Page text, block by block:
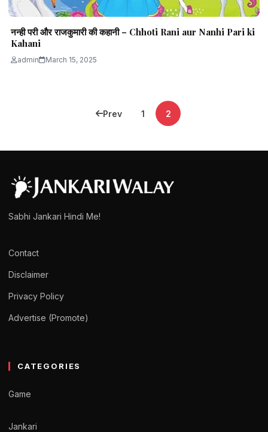
नन्ही परी और राजकुमारी की कहानी – Chhoti Rani aur Nanhi Pari ki
Kahani
admin March 15, 2025
Prev 1 2
Sabhi Jankari Hindi Me!
Contact
Disclaimer
Privacy Policy
Advertise (Promote)
CATEGORIES
Game
Jankari